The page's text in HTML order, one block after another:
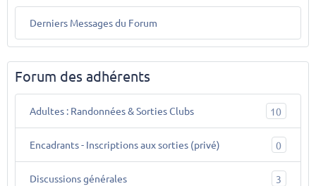
Derniers Messages du Forum
Forum des adhérents
Adultes : Randonnées & Sorties Clubs 10
Encadrants - Inscriptions aux sorties (privé) 0
Discussions générales 3